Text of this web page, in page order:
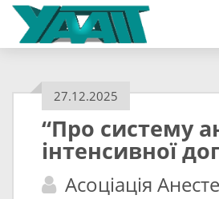
27.12.2025
“Про систему
інтенсивної
Асоціація